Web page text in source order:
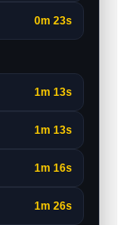
0m 23s
1m 13s
1m 13s
1m 16s
1m 26s